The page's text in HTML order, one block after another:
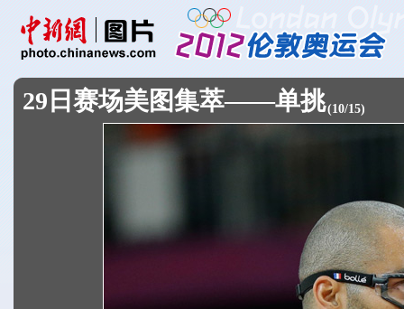
29日赛场美图集萃——单挑(10/15)